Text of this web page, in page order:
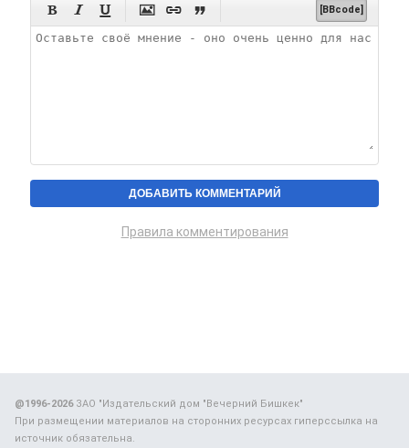
      [BBcode]
Правила комментирования
@1996-2026ЗАО "Издательский дом "Вечерний Бишкек"
При размещении материалов на сторонних ресурсах гиперссылка на
источник обязательна.